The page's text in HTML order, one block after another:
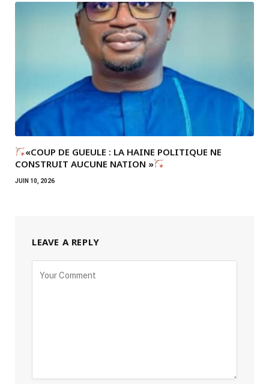
«COUP DE GUEULE : LA HAINE POLITIQUE NE
CONSTRUIT AUCUNE NATION »
JUIN 10, 2026
LEAVE A REPLY